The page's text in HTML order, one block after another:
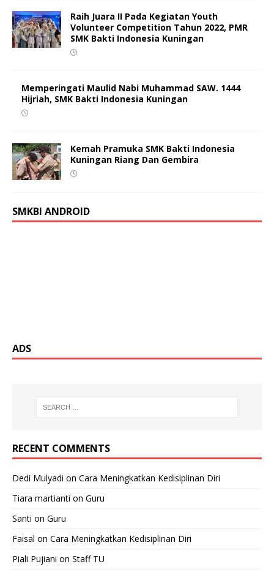
Raih Juara II Pada Kegiatan Youth
Volunteer Competition Tahun 2022, PMR
SMK Bakti Indonesia Kuningan
Memperingati Maulid Nabi Muhammad SAW. 1444
Hijriah, SMK Bakti Indonesia Kuningan
Kemah Pramuka SMK Bakti Indonesia
Kuningan Riang Dan Gembira
SMKBI ANDROID
ADS
RECENT COMMENTS
Dedi Mulyadi on Cara Meningkatkan Kedisiplinan Diri
Tiara martianti on Guru
Santi on Guru
Faisal on Cara Meningkatkan Kedisiplinan Diri
Piali Pujiani on Staff TU